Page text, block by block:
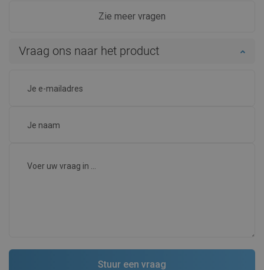
Zie meer vragen
Vraag ons naar het product